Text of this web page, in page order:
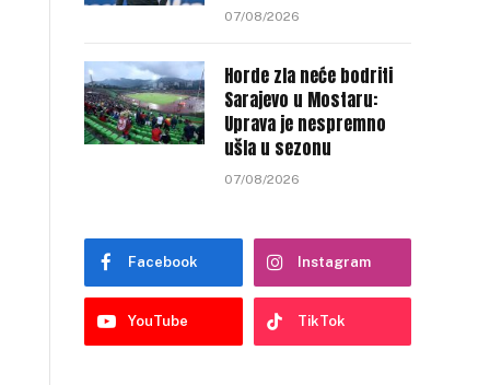
07/08/2026
Horde zla neće bodriti
Sarajevo u Mostaru:
Uprava je nespremno
ušla u sezonu
07/08/2026
Facebook Instagram
YouTube TikTok